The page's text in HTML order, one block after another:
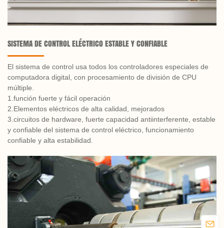
SISTEMA DE CONTROL ELÉCTRICO ESTABLE Y CONFIABLE
El sistema de control usa todos los controladores especiales de
computadora digital, con procesamiento de división de CPU
múltiple.
1.función fuerte y fácil operación
2.Elementos eléctricos de alta calidad, mejorados
3.circuitos de hardware, fuerte capacidad antiinterferente, estable
y confiable del sistema de control eléctrico, funcionamiento
confiable y alta estabilidad.